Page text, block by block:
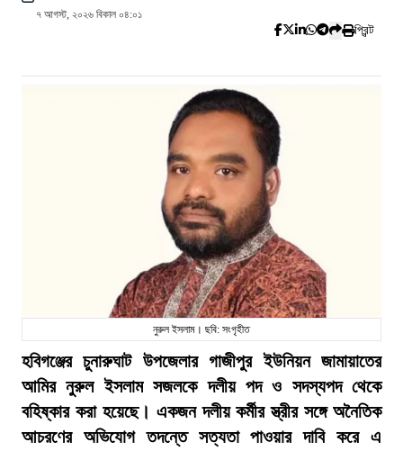
৭ আগস্ট, ২০২৬ বিকাল ০৪:০১
প্রিন্ট
নুরুল ইসলাম। ছবি: সংগৃহীত
হবিগঞ্জের চুনারুঘাট উপজেলার গাজীপুর ইউনিয়ন জামায়াতের
আমির নুরুল ইসলাম সজলকে দলীয় পদ ও সদস্যপদ থেকে
বহিষ্কার করা হয়েছে। একজন দলীয় কর্মীর স্ত্রীর সঙ্গে অনৈতিক
আচরণের অভিযোগ তদন্তে সত্যতা পাওয়ার দাবি করে এ